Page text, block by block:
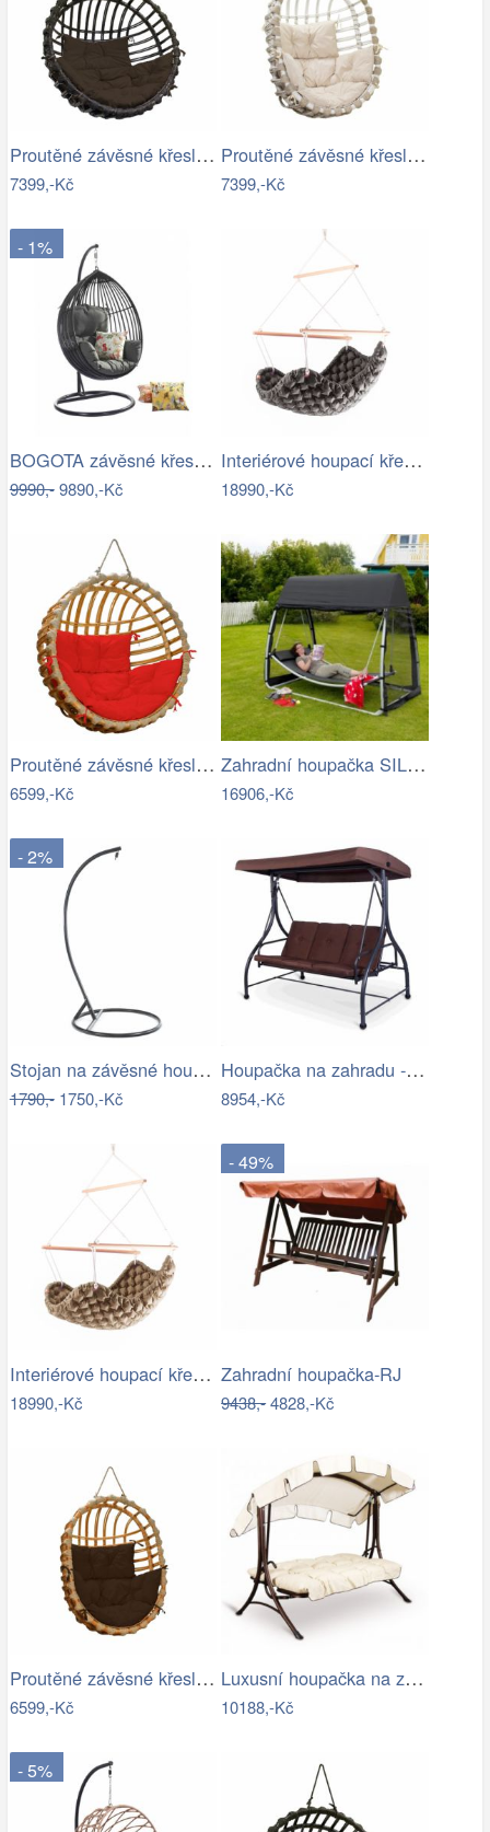
Proutěné závěsné křeslo Elis, hnědý rám…
7399,-Kč
Proutěné závěsné křeslo Lena, bílý rám…
7399,-Kč
- 1%
BOGOTA závěsné křeslo ROJAPLAST
9990,-9890,-Kč
Interiérové houpací křeslo Swingy In…
18990,-Kč
Proutěné závěsné křeslo Elis, přírodní…
6599,-Kč
Zahradní houpačka SILASS - GD
16906,-Kč
- 2%
Stojan na závěsné houpací křeslo OTAN…
1790,-1750,-Kč
Houpačka na zahradu - VGD
8954,-Kč
Interiérové houpací křeslo Swingy In…
18990,-Kč
- 49%
Zahradní houpačka-RJ
9438,-4828,-Kč
Proutěné závěsné křeslo Lena, přírodní…
6599,-Kč
Luxusní houpačka na zahradu - VGD
10188,-Kč
- 5%